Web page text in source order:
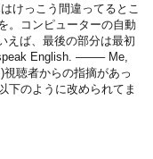
けっこう間違ってるとこ
。コンピューターの自動
ば、最後の部分は最初
English. ——– Me,
聴者からの指摘があっ
下のように改められてま